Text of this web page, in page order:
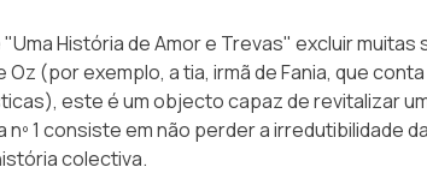
História de Amor e Trevas" excluir muitas
(por exemplo, a tia, irmã de Fania, que conta
este é um objecto capaz de revitalizar
nº 1 consiste em não perder a irredutibilidade
colectiva.